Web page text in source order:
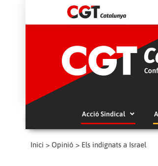
Acció Sindical
Inici > Opinió > Els indignats a Israel